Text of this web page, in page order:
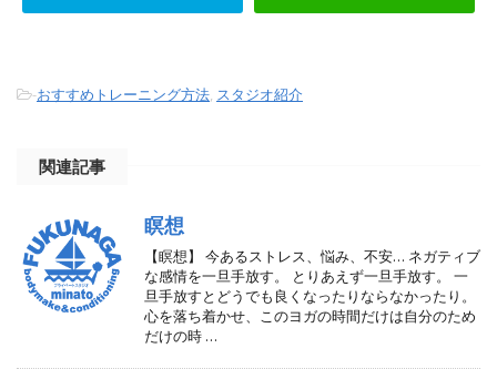
-おすすめトレーニング方法, スタジオ紹介
関連記事
瞑想
【瞑想】 今あるストレス、悩み、不安… ネガティブ
な感情を一旦手放す。 とりあえず一旦手放す。 一
旦手放すとどうでも良くなったりならなかったり。
心を落ち着かせ、このヨガの時間だけは自分のため
だけの時 …